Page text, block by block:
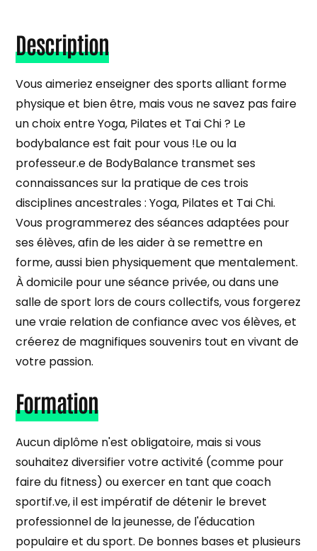
Description
Vous aimeriez enseigner des sports alliant forme
physique et bien être, mais vous ne savez pas faire
un choix entre Yoga, Pilates et Tai Chi ? Le
bodybalance est fait pour vous !Le ou la
professeur.e de BodyBalance transmet ses
connaissances sur la pratique de ces trois
disciplines ancestrales : Yoga, Pilates et Tai Chi.
Vous programmerez des séances adaptées pour
ses élèves, afin de les aider à se remettre en
forme, aussi bien physiquement que mentalement.
À domicile pour une séance privée, ou dans une
salle de sport lors de cours collectifs, vous forgerez
une vraie relation de confiance avec vos élèves, et
créerez de magnifiques souvenirs tout en vivant de
votre passion.
Formation
Aucun diplôme n'est obligatoire, mais si vous
souhaitez diversifier votre activité (comme pour
faire du fitness) ou exercer en tant que coach
sportif.ve, il est impératif de détenir le brevet
professionnel de la jeunesse, de l'éducation
populaire et du sport. De bonnes bases et plusieurs